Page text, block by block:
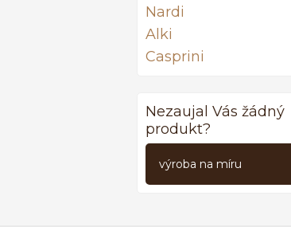
Nardi
Alki
Casprini
Nezaujal Vás žádný
produkt?
výroba na míru